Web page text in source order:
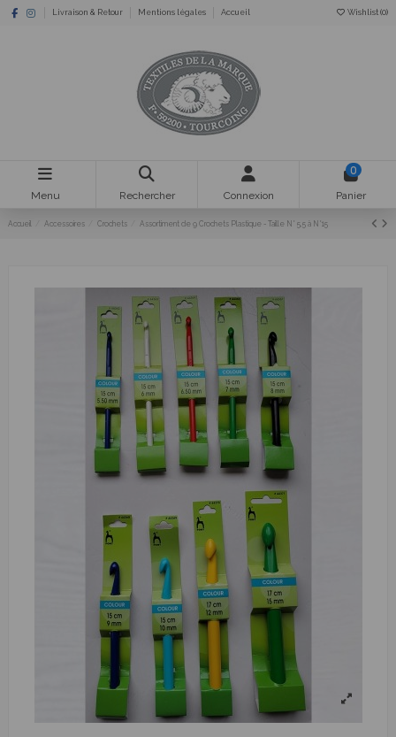
Livraison & Retour Mentions légales Accueil Wishlist (0)
Menu Rechercher Connexion
0
Panier
Accueil Accessoires Crochets Assortiment de 9 Crochets Plastique - Taille N° 5,5 à N°15